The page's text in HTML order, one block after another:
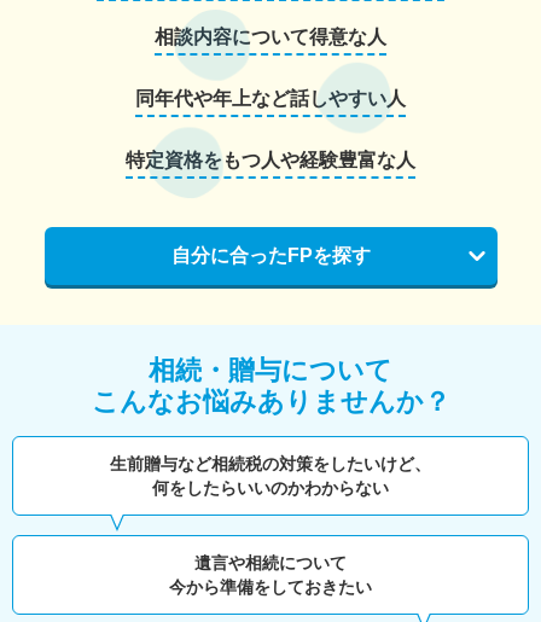
相談内容について得意な人
同年代や年上など話しやすい人
特定資格をもつ人や経験豊富な人
自分に合ったFPを探す
相続・贈与について
こんなお悩みありませんか？
生前贈与など相続税の対策をしたいけど、
何をしたらいいのかわからない
遺言や相続について
今から準備をしておきたい